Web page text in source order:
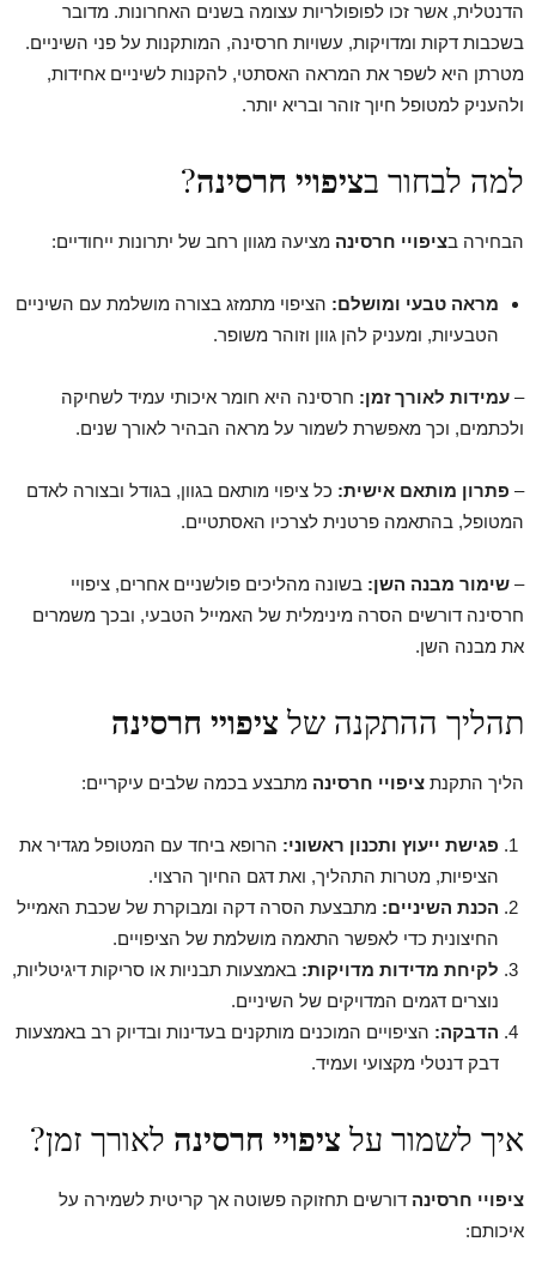
הדנטלית, אשר זכו לפופולריות עצומה בשנים האחרונות. מדובר
בשכבות דקות ומדויקות, עשויות חרסינה, המותקנות על פני השיניים.
מטרתן היא לשפר את המראה האסתטי, להקנות לשיניים אחידות,
ולהעניק למטופל חיוך זוהר ובריא יותר.
למה לבחור בציפויי חרסינה?
הבחירה בציפויי חרסינה מציעה מגוון רחב של יתרונות ייחודיים:
מראה טבעי ומושלם: הציפוי מתמזג בצורה מושלמת עם השיניים
הטבעיות, ומעניק להן גוון וזוהר משופר.
– עמידות לאורך זמן: חרסינה היא חומר איכותי עמיד לשחיקה
ולכתמים, וכך מאפשרת לשמור על מראה הבהיר לאורך שנים.
– פתרון מותאם אישית: כל ציפוי מותאם בגוון, בגודל ובצורה לאדם
המטופל, בהתאמה פרטנית לצרכיו האסתטיים.
– שימור מבנה השן: בשונה מהליכים פולשניים אחרים, ציפויי
חרסינה דורשים הסרה מינימלית של האמייל הטבעי, ובכך משמרים
את מבנה השן.
תהליך ההתקנה שלציפויי חרסינה
הליך התקנת ציפויי חרסינה מתבצע בכמה שלבים עיקריים:
פגישת ייעוץ ותכנון ראשוני: הרופא ביחד עם המטופל מגדיר את
הציפיות, מטרות התהליך, ואת דגם החיוך הרצוי.
הכנת השיניים: מתבצעת הסרה דקה ומבוקרת של שכבת האמייל
החיצונית כדי לאפשר התאמה מושלמת של הציפויים.
לקיחת מדידות מדויקות: באמצעות תבניות או סריקות דיגיטליות,
נוצרים דגמים המדויקים של השיניים.
הדבקה: הציפויים המוכנים מותקנים בעדינות ובדיוק רב באמצעות
דבק דנטלי מקצועי ועמיד.
איך לשמור עלציפויי חרסינה לאורך זמן?
ציפויי חרסינה דורשים תחזוקה פשוטה אך קריטית לשמירה על
איכותם: